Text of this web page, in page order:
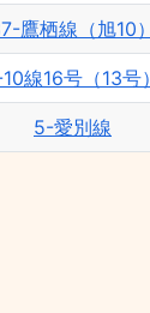
鷹栖線（旭10）
線16号（13号）
5-愛別線